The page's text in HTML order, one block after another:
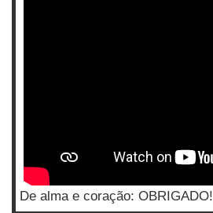
De alma e coração: OBRIGADO!